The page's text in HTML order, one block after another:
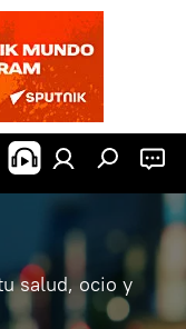
salud, ocio y